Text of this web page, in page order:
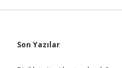
Sidebar
Son Yazılar